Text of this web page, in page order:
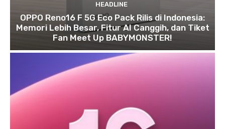
HEADLINE
OPPO Reno16 F 5G Eco Pack Rilis di Indonesia:
Memori Lebih Besar, Fitur AI Canggih, dan Tiket
Fan Meet Up BABYMONSTER!